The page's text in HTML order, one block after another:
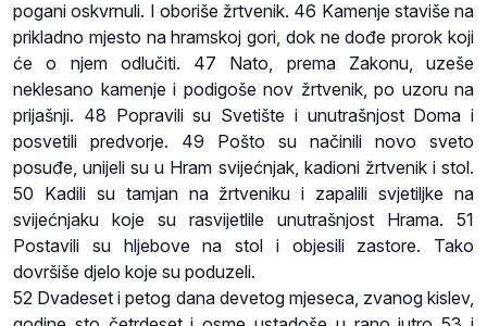
pogani oskvrnuli. I oboriše žrtvenik. 46 Kamenje staviše na
prikladno mjesto na hramskoj gori, dok ne dođe prorok koji
će o njem odlučiti. 47 Nato, prema Zakonu, uzeše
neklesano kamenje i podigoše nov žrtvenik, po uzoru na
prijašnji. 48 Popravili su Svetište i unutrašnjost Doma i
posvetili predvorje. 49 Pošto su načinili novo sveto
posuđe, unijeli su u Hram svijećnjak, kadioni žrtvenik i stol.
50 Kadili su tamjan na žrtveniku i zapalili svjetiljke na
svijećnjaku koje su rasvijetlile unutrašnjost Hrama. 51
Postavili su hljebove na stol i objesili zastore. Tako
dovršiše djelo koje su poduzeli.
52 Dvadeset i petog dana devetog mjeseca, zvanog kislev,